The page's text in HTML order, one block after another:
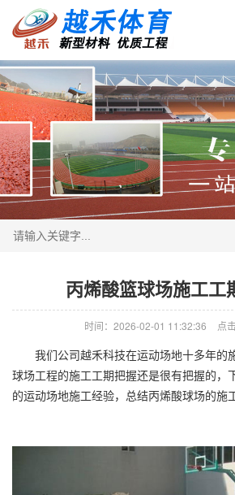
丙烯酸篮球场施工工
时间：2026-02-01 11:32:36 点
我们公司越禾科技在运动场地十多年的
球场工程的施工工期把握还是很有把握的，
的运动场地施工经验，总结丙烯酸球场的施